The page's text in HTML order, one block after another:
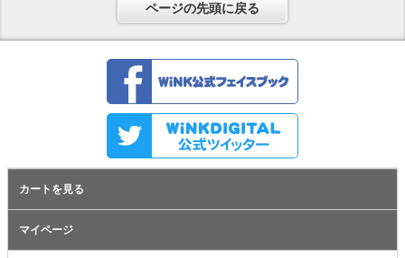
ページの先頭に戻る
カートを見る
マイページ